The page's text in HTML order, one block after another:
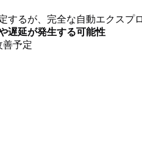
するが、完全な自動エクスプ
遅延が発生する可能性
善予定